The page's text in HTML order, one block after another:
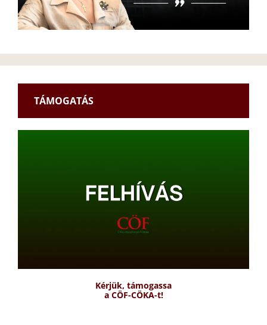
TÁMOGATÁS
Kérjük, támogassa
a CÖF-CÖKA-t!